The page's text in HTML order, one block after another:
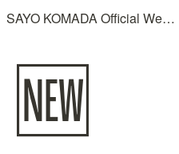
SAYO KOMADA Official WebSite
🆕